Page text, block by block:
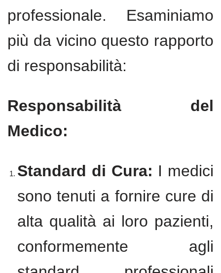
professionale. Esaminiamo
più da vicino questo rapporto
di responsabilità:
Responsabilità del
Medico:
Standard di Cura: I medici
sono tenuti a fornire cure di
alta qualità ai loro pazienti,
conformemente agli